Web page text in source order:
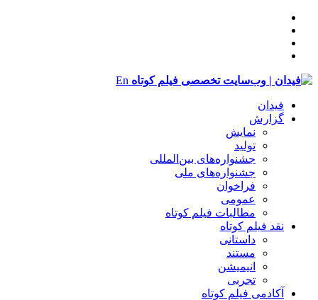
En
فیدان
گزارش
نمایش
تولید
‌‌جشنواره‌های بین‌المللی
جشنواره‌های ملی
فراخوان
عمومی
مطالبات فیلم کوتاه
نقد فیلم کوتاه
داستانی
مستند
انیمیشن
تجربی
آکادمی فیلم کوتاه